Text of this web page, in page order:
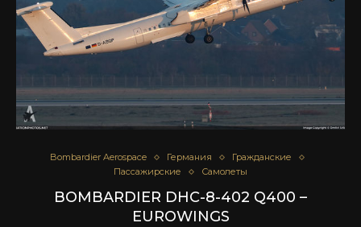
Bombardier Aerospace Германия
Гражданские
Пассажирские
Самолеты
BOMBARDIER DHC-8-402 Q400 –
EUROWINGS